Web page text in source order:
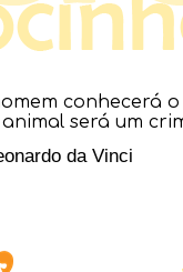
conhecerá o
será um
da Vinci